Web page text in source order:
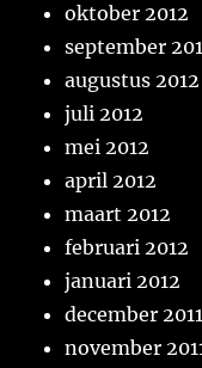
oktober 2012
september
augustus 2012
juli 2012
mei 2012
april 2012
maart 2012
februari 2012
januari 2012
december 2011
november